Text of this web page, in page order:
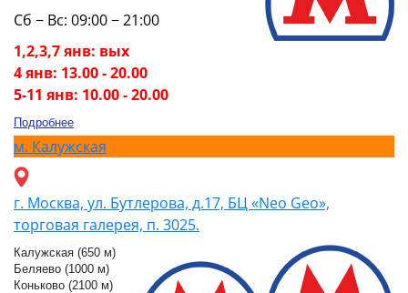
Сб − Вс: 09:00 − 21:00
1,2,3,7 янв: вых
4 янв: 13.00 - 20.00
5-11 янв: 10.00 - 20.00
Подробнее
м. Калужская
г. Москва, ул. Бутлерова, д.17, БЦ «Neo Geo»,
торговая галерея, п. 3025.
Калужская (650 м)
Беляево (1000 м)
Коньково (2100 м)